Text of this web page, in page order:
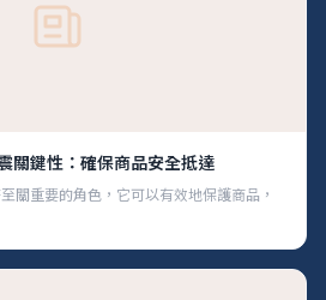
關鍵性：確保商品安全抵達
關重要的角色，它可以有效地保護商品，